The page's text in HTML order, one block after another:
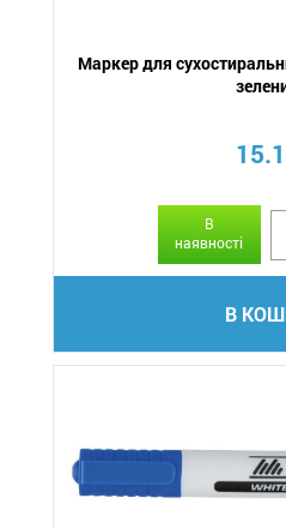
Маркер для
В
наявності
В